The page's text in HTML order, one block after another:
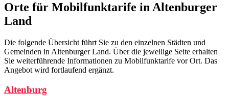
Orte für Mobilfunktarife in Altenburger
Land
Die folgende Übersicht führt Sie zu den einzelnen Städten und
Gemeinden in Altenburger Land. Über die jeweilige Seite erhalten
Sie weiterführende Informationen zu Mobilfunktarife vor Ort. Das
Angebot wird fortlaufend ergänzt.
Altenburg